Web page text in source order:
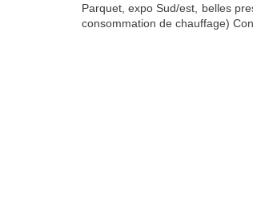
Parquet, expo Sud/est, belles
consommation de chauffage)